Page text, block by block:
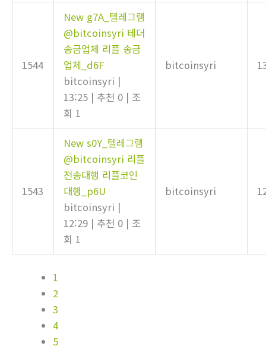
1544
New g7A_텔레그램
@bitcoinsyri 테더
송금업체 리플 송금
업체_d6F
bitcoinsyri |
13:25 | 추천 0 | 조
회 1
bitcoinsyri
1543
New s0Y_텔레그램
@bitcoinsyri 리플
전송대행 리플코인
대행_p6U
bitcoinsyri |
12:29 | 추천 0 | 조
회 1
bitcoinsyri
1
2
3
4
5